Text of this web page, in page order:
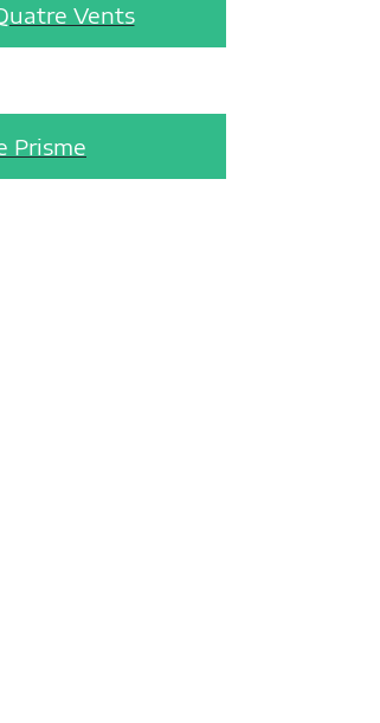
Vents
Prisme